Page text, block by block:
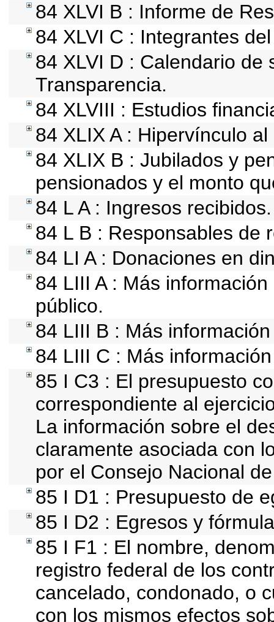
84 XLVI B : Informe de
84 XLVI C : Integrantes
84 XLVI D : Calendario de
Transparencia.
84 XLVIII : Estudios
84 XLIX A : Hipervínculo
84 XLIX B : Jubilados y
pensionados y el monto
84 L A : Ingresos recibidos.
84 L B : Responsables de
84 LI A : Donaciones en
84 LIII A : Más
público.
84 LIII B : Más
84 LIII C : Más
85 I C3 : El presupuesto
correspondiente al
La información sobre el
claramente asociada con
por el Consejo Nacional
85 I D1 : Presupuesto de
85 I D2 : Egresos y
85 I F1 : El nombre,
registro federal de los
cancelado, condonado, o
con los mismos efectos